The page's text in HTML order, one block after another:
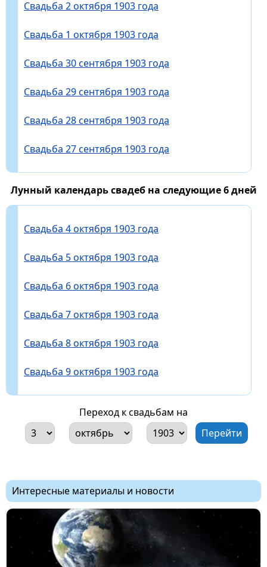
Свадьба 2 октября 1903 года
Свадьба 1 октября 1903 года
Свадьба 30 сентября 1903 года
Свадьба 29 сентября 1903 года
Свадьба 28 сентября 1903 года
Свадьба 27 сентября 1903 года
Лунный календарь свадеб на следующие 6 дней
Свадьба 4 октября 1903 года
Свадьба 5 октября 1903 года
Свадьба 6 октября 1903 года
Свадьба 7 октября 1903 года
Свадьба 8 октября 1903 года
Свадьба 9 октября 1903 года
Переход к свадьбам на
Интересные материалы и новости